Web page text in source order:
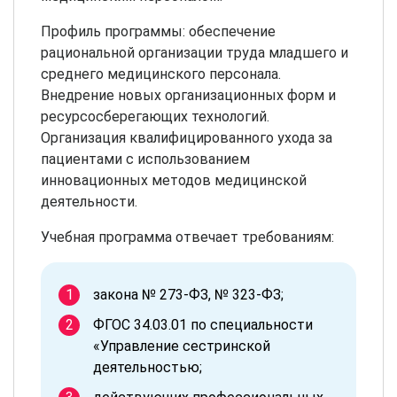
Профиль программы: обеспечение
рациональной организации труда младшего и
среднего медицинского персонала.
Внедрение новых организационных форм и
ресурсосберегающих технологий.
Организация квалифицированного ухода за
пациентами с использованием
инновационных методов медицинской
деятельности.
Учебная программа отвечает требованиям:
закона № 273-ФЗ, № 323-ФЗ;
ФГОС 34.03.01 по специальности
«Управление сестринской
деятельностью;